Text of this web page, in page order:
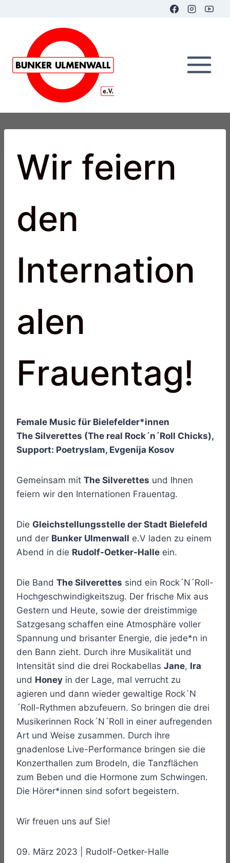
Wir feiern
den
Internation
alen
Frauentag!
Female Music für Bielefelder*innen
The Silverettes (The real Rock´n´Roll Chicks),
Support: Poetryslam, Evgenija Kosov
Gemeinsam mit The Silverettes und Ihnen
feiern wir den Internationen Frauentag.
Die Gleichstellungsstelle der Stadt Bielefeld
und der Bunker Ulmenwall e.V laden zu einem
Abend in die Rudolf-Oetker-Halle ein.
Die Band The Silverettes sind ein Rock´N´Roll-
Hochgeschwindigkeitszug. Der frische Mix aus
Gestern und Heute, sowie der dreistimmige
Satzgesang schaffen eine Atmosphäre voller
Spannung und brisanter Energie, die jede*n in
den Bann zieht. Durch ihre Musikalität und
Intensität sind die drei Rockabellas Jane, Ira
und Honey in der Lage, mal verrucht zu
agieren und dann wieder gewaltige Rock´N
´Roll-Rythmen abzufeuern. So bringen die drei
Musikerinnen Rock´N´Roll in einer aufregenden
Art und Weise zusammen. Durch ihre
gnadenlose Live-Performance bringen sie die
Konzerthallen zum Brodeln, die Tanzflächen
zum Beben und die Hormone zum Schwingen.
Die Hörer*innen sind sofort begeistern.
Wir freuen uns auf Sie!
09. März 2023 | Rudolf-Oetker-Halle